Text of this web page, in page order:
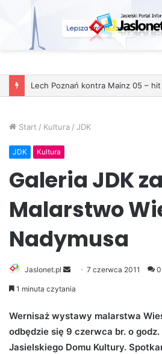
Start / Kultura / JDK
JDK Kultura
Galeria JDK
Malarstwo
Nadymusa
Jaslonet.pl
e
d
a
7 czerwca 2011 0
1 minuta czytania
Wernisaż wystawy malarstwa
odbędzie się 9 czerwca br. o godz.
Jasielskiego Domu Kultury.